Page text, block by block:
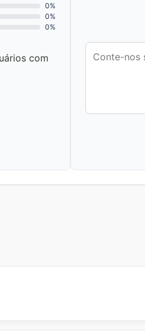
0%
0%
0%
com
isso confirma a